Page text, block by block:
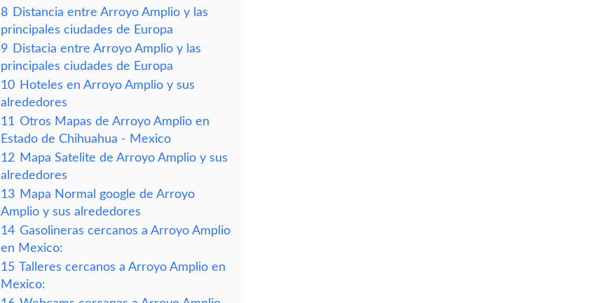
8 Distancia entre Arroyo Amplio y las
principales ciudades de Europa
9 Distacia entre Arroyo Amplio y las
principales ciudades de Europa
10 Hoteles en Arroyo Amplio y sus
alrededores
11 Otros Mapas de Arroyo Amplio en
Estado de Chihuahua - Mexico
12 Mapa Satelite de Arroyo Amplio y sus
alrededores
13 Mapa Normal google de Arroyo
Amplio y sus alrededores
14 Gasolineras cercanos a Arroyo Amplio
en Mexico:
15 Talleres cercanos a Arroyo Amplio en
Mexico: